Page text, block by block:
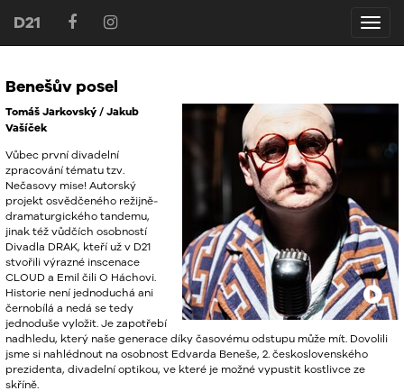
D21
D21
Benešův posel
Tomáš Jarkovský / Jakub
Vašíček
Vůbec první divadelní
zpracování tématu tzv.
Nečasovy mise! Autorský
projekt osvědčeného režijně-
dramaturgického tandemu,
jinak též vůdčích osobností
Divadla DRAK, kteří už v D21
stvořili výrazné inscenace
CLOUD a Emil čili O Háchovi.
Historie není jednoduchá ani
černobílá a nedá se tedy
jednoduše vyložit. Je zapotřebí
nadhledu, který naše generace díky časovému odstupu může mít. Dovolili
jsme si nahlédnout na osobnost Edvarda Beneše, 2. československého
prezidenta, divadelní optikou, ve které je možné vypustit kostlivce ze
skříně.